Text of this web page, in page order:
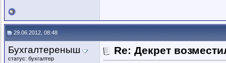
29.06.2012, 08:48
Бухгалтереныш
статус: бухгалтер
Re: Декрет